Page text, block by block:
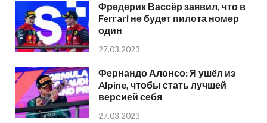
Фредерик Вассёр заявил, что в
Ferrari не будет пилота номер
один
27.03.2023
Фернандо Алонсо: Я ушёл из
Alpine, чтобы стать лучшей
версией себя
27.03.2023